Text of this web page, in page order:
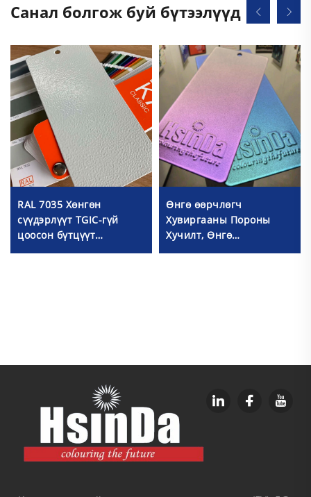
Санал болгож буй бүтээлүүд
RAL 7035 Хөнгөн
сүүдэрлүүт TGIC-гүй
цоосон бүтцүүт
Өнгө өөрчлөгч
Хувиргааны Пороны
Хучилт, Өнгө